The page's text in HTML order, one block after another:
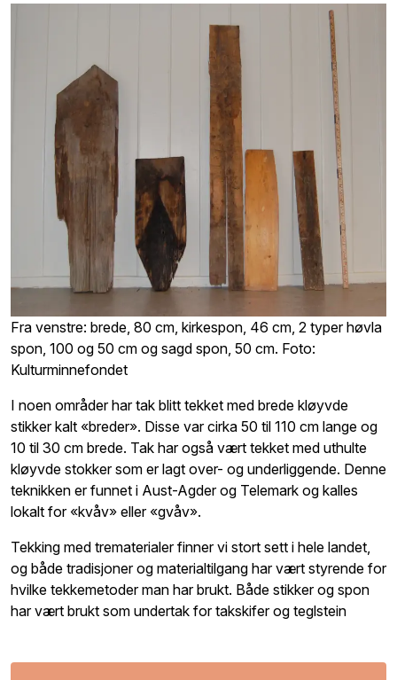
Fra venstre: brede, 80 cm, kirkespon, 46 cm, 2 typer høvla
spon, 100 og 50 cm og sagd spon, 50 cm. Foto:
Kulturminnefondet
I noen områder har tak blitt tekket med brede kløyvde
stikker kalt «breder». Disse var cirka 50 til 110 cm lange og
10 til 30 cm brede. Tak har også vært tekket med uthulte
kløyvde stokker som er lagt over- og underliggende. Denne
teknikken er funnet i Aust-Agder og Telemark og kalles
lokalt for «kvåv» eller «gvåv».
Tekking med trematerialer finner vi stort sett i hele landet,
og både tradisjoner og materialtilgang har vært styrende for
hvilke tekkemetoder man har brukt. Både stikker og spon
har vært brukt som undertak for takskifer og teglstein